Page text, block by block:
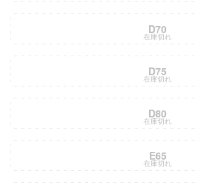
D70
在庫切れ
D75
在庫切れ
D80
在庫切れ
E65
在庫切れ